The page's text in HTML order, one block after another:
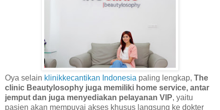
Oya selain klinikkecantikan Indonesia paling lengkap, The
clinic Beautylosophy juga memiliki home service, antar
jemput dan juga menyediakan pelayanan VIP, yaitu
pasien akan mempuyai akses khusus langsung ke dokter